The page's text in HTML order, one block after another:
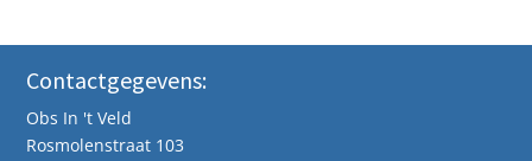
Contactgegevens:
Obs In 't Veld
Rosmolenstraat 103